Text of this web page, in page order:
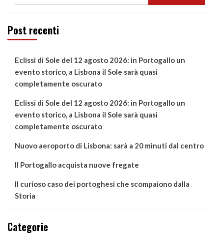
Post recenti
Eclissi di Sole del 12 agosto 2026: in Portogallo un
evento storico, a Lisbona il Sole sarà quasi
completamente oscurato
Eclissi di Sole del 12 agosto 2026: in Portogallo un
evento storico, a Lisbona il Sole sarà quasi
completamente oscurato
Nuovo aeroporto di Lisbona: sarà a 20 minuti dal centro
Il Portogallo acquista nuove fregate
Il curioso caso dei portoghesi che scompaiono dalla
Storia
Categorie